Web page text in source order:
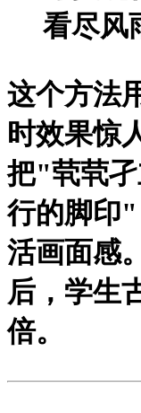
看尽风
这个方法
时效果惊
把"茕茕
行的脚印
活画面感
后，学生
倍。